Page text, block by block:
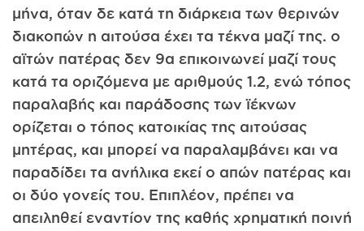
μήνα, όταν δε κατά τη διάρκεια των θερινών
διακοπών η αιτούσα έχει τα τέκνα μαζί της. ο
αϊτών πατέρας δεν 9α επικοινωνεί μαζί τους
κατά τα οριζόμενα με αριθμούς 1.2, ενώ τόπος
παραλαβής και παράδοσης των ϊέκνων
ορίζεται ο τόπος κατοικίας της αιτούσας
μητέρας, και μπορεί να παραλαμβάνει και να
παραδίδει τα ανήλικα εκεί ο απών πατέρας και
οι δύο γονείς του. Επιπλέον, πρέπει να
απειληθεί εναντίον της καθής χρηματική ποινή